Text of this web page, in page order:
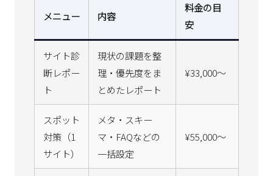
メニュー 内容
料金の目
安
サイト診
断レポー
ト
現状の課題を整
理・優先度をま
とめたレポート
¥33,000〜
スポット
対策（1
サイト）
メタ・スキー
マ・FAQなどの
一括設定
¥55,000〜